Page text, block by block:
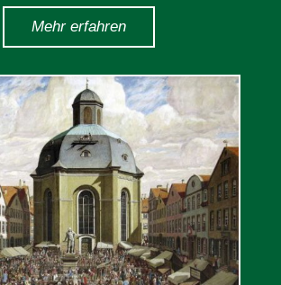
Mehr erfahren